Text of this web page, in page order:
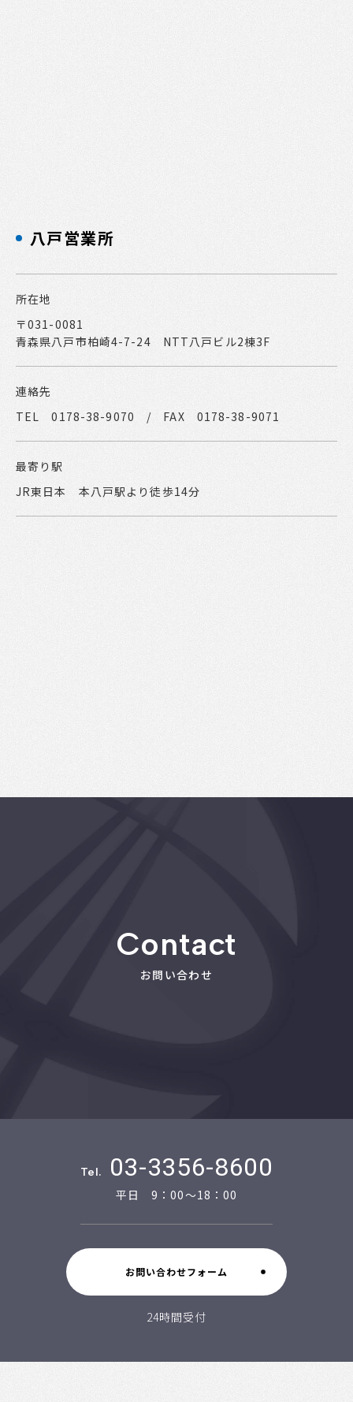
八戸営業所
所在地
〒031-0081
青森県八戸市柏崎4-7-24 NTT八戸ビル2棟3F
連絡先
TEL 0178-38-9070 / FAX 0178-38-9071
最寄り駅
JR東日本 本八戸駅より徒歩14分
Contact
お問い合わせ
Tel. 03-3356-8600
平日 9：00～18：00
お問い合わせフォーム
24時間受付